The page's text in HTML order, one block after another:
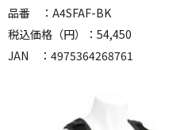
品番 ：A4SFAF-BK
税込価格（円）：54,450
JAN ：4975364268761